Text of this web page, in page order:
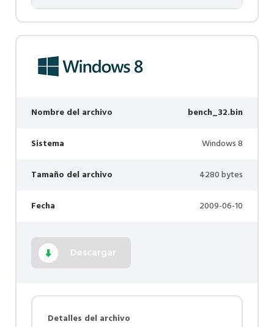
Nombre del archivo bench_32.bin
Sistema Windows 8
Tamaño del archivo 4280 bytes
Fecha 2009-06-10
Descargar
Detalles del archivo